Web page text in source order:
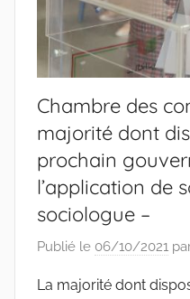
Chambre des
majorité dont
prochain
l’application de
sociologue –
Publié le 06/10/2021
La majorité dont